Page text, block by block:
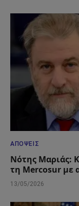
ΑΠΌΨΕΙΣ
Νότης Μαριάς:
τη Mercosur με
13/05/2026